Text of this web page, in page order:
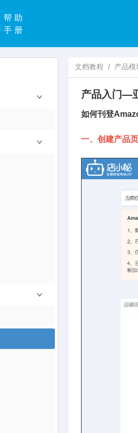
帮助
手册
文档教程 / 产品模
产品入门—
如何刊登
一、创建产品